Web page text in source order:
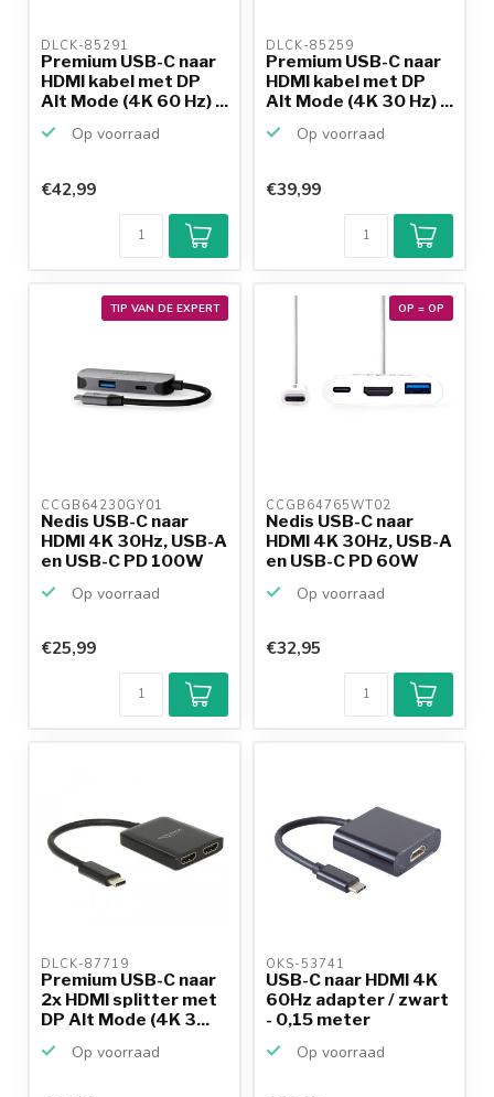
DLCK-85291
Premium USB-C naar
HDMI kabel met DP
Alt Mode (4K 60 Hz) ...
Op voorraad
€42,99
DLCK-85259
Premium USB-C naar
HDMI kabel met DP
Alt Mode (4K 30 Hz) ...
Op voorraad
€39,99
TIP VAN DE EXPERT
CCGB64230GY01
Nedis USB-C naar
HDMI 4K 30Hz, USB-A
en USB-C PD 100W
Op voorraad
€25,99
OP = OP
CCGB64765WT02
Nedis USB-C naar
HDMI 4K 30Hz, USB-A
en USB-C PD 60W
Op voorraad
Klantenbeoordeling
9,2/10
Achteraf
betalen mogelijk
€32,95
DLCK-87719
Premium USB-C naar
2x HDMI splitter met
DP Alt Mode (4K 3...
Op voorraad
OKS-53741
USB-C naar HDMI 4K
60Hz adapter / zwart
- 0,15 meter
Op voorraad